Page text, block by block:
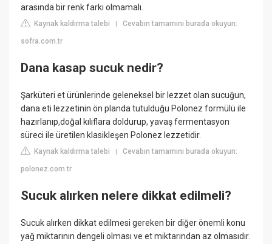
arasında bir renk farkı olmamalı.
Kaynak kaldırma talebi |Cevabın tamamını burada okuyun:
sofra.com.tr
Dana kasap sucuk nedir?
Şarküteri et ürünlerinde geleneksel bir lezzet olan sucuğun,
dana eti lezzetinin ön planda tutulduğu Polonez formülü ile
hazırlanıp,doğal kılıflara doldurup, yavaş fermentasyon
süreci ile üretilen klasikleşen Polonez lezzetidir.
Kaynak kaldırma talebi |Cevabın tamamını burada okuyun:
polonez.com.tr
Sucuk alırken nelere dikkat edilmeli?
Sucuk alırken dikkat edilmesi gereken bir diğer önemli konu
yağ miktarının dengeli olması ve et miktarından az olmasıdır.